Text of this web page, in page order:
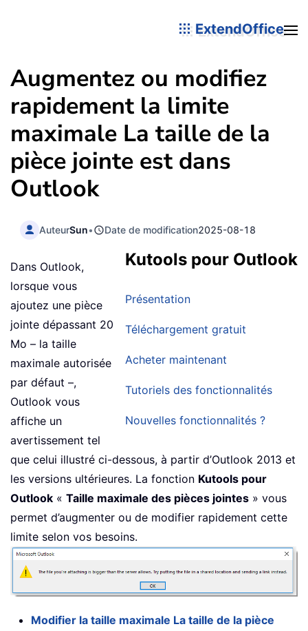
ExtendOffice
Augmentez ou modifiez
rapidement la limite
maximale La taille de la
pièce jointe est dans
Outlook
AuteurSun• Date de modification2025-08-18
Kutools pour Outlook
Présentation
Téléchargement gratuit
Acheter maintenant
Tutoriels des fonctionnalités
Nouvelles fonctionnalités ?
Dans Outlook,
lorsque vous
ajoutez une pièce
jointe dépassant 20
Mo – la taille
maximale autorisée
par défaut –,
Outlook vous
affiche un
avertissement tel
que celui illustré ci-dessous, à partir d’Outlook 2013 et
les versions ultérieures. La fonction Kutools pour
Outlook « Taille maximale des pièces jointes » vous
permet d’augmenter ou de modifier rapidement cette
limite selon vos besoins.
Modifier la taille maximale La taille de la pièce